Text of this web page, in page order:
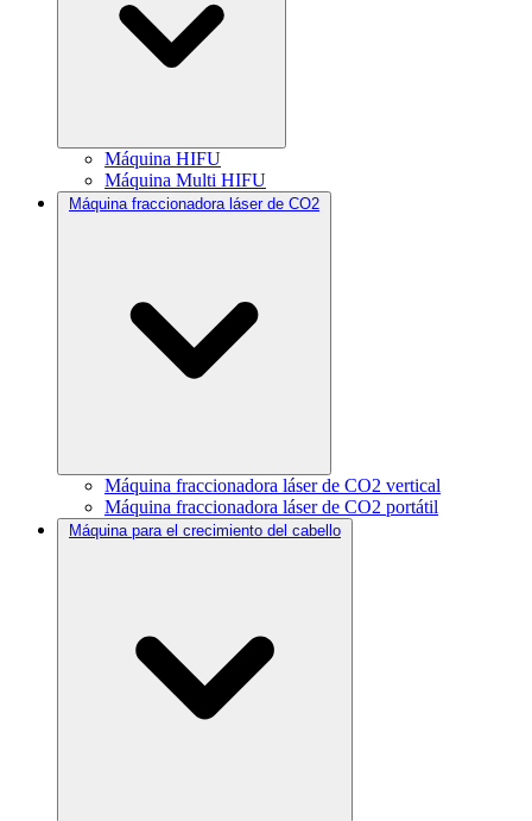
Máquina HIFU
Máquina Multi HIFU
Máquina fraccionadora láser de CO2
Máquina fraccionadora láser de CO2 vertical
Máquina fraccionadora láser de CO2 portátil
Máquina para el crecimiento del cabello